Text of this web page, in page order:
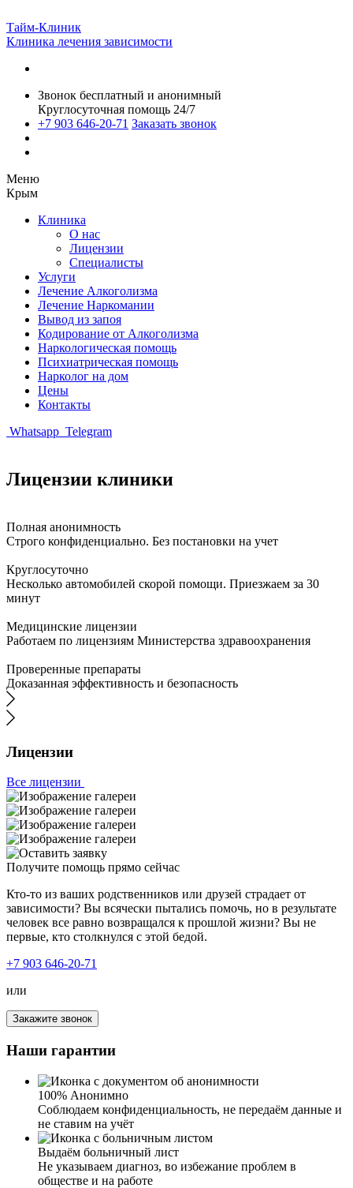
Тайм-Клиник
Клиника лечения зависимости
Звонок бесплатный и анонимный
Круглосуточная помощь 24/7
+7 903 646-20-71 Заказать звонок
Меню
Крым
Клиника
О нас
Лицензии
Специалисты
Услуги
Лечение Алкоголизма
Лечение Наркомании
Вывод из запоя
Кодирование от Алкоголизма
Наркологическая помощь
Психиатрическая помощь
Нарколог на дом
Цены
Контакты
Whatsapp Telegram
Лицензии клиники
Полная анонимность
Строго конфиденциально. Без постановки на учет
Круглосуточно
Несколько автомобилей скорой помощи. Приезжаем за 30
минут
Медицинские лицензии
Работаем по лицензиям Министерства здравоохранения
Проверенные препараты
Доказанная эффективность и безопасность
Лицензии
Все лицензии
Получите помощь прямо сейчас
Кто-то из ваших родственников или друзей страдает от
зависимости? Вы всячески пытались помочь, но в результате
человек все равно возвращался к прошлой жизни? Вы не
первые, кто столкнулся с этой бедой.
+7 903 646-20-71
или
Закажите звонок
Наши гарантии
100% Анонимно
Соблюдаем конфиденциальность, не передаём данные и
не ставим на учёт
Выдаём больничный лист
Не указываем диагноз, во избежание проблем в
обществе и на работе